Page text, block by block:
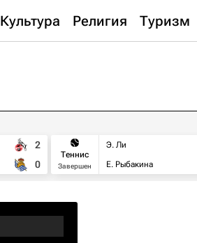
Культура Религия Туризм
2
0
Теннис
Завершен
Э. Ли
Е. Рыбакина